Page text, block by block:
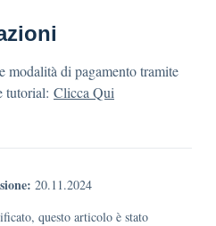
modalità di pagamento tramite
tutorial: Clicca Qui
20.11.2024
questo articolo è stato